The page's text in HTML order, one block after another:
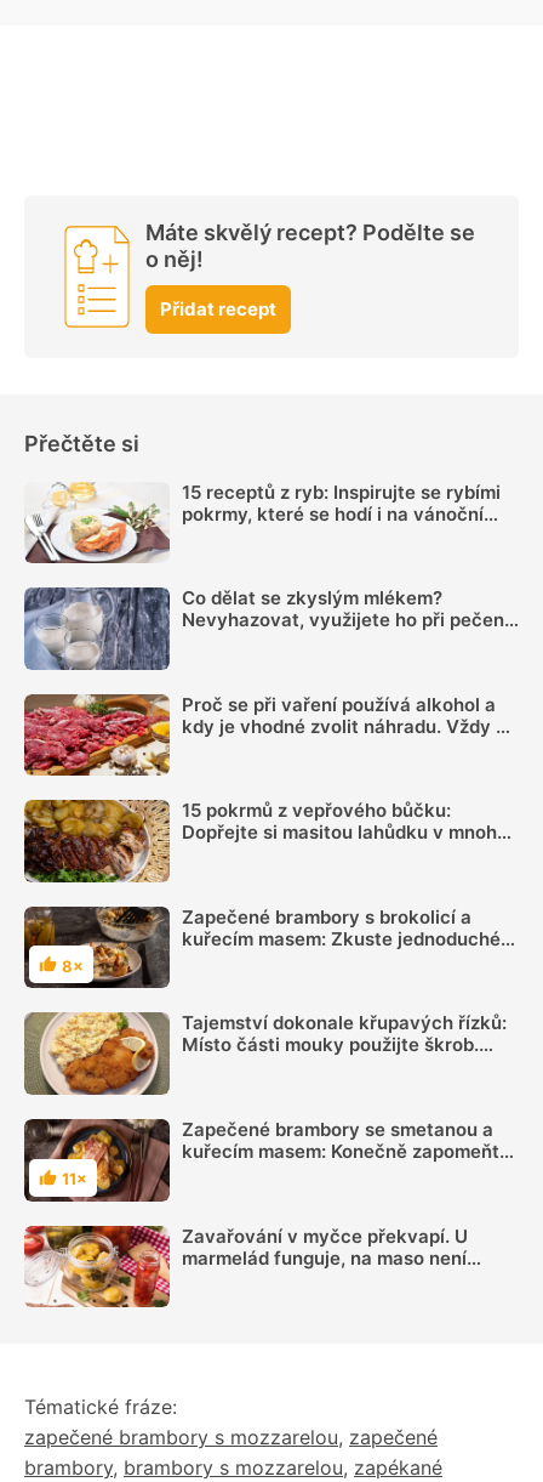
Máte skvělý recept? Podělte se
o něj!
Přidat recept
Přečtěte si
15 receptů z ryb: Inspirujte se rybími
pokrmy, které se hodí i na vánoční
Co dělat se zkyslým mlékem?
Nevyhazovat, využijete ho při pečení i
Proč se při vaření používá alkohol a
kdy je vhodné zvolit náhradu. Vždy se
15 pokrmů z vepřového bůčku:
Dopřejte si masitou lahůdku v mnoha
Hodnocení
8×
Zapečené brambory s brokolicí a
kuřecím masem: Zkuste jednoduché
Tajemství dokonale křupavých řízků:
Místo části mouky použijte škrob.
Hodnocení
11×
Zapečené brambory se smetanou a
kuřecím masem: Konečně zapomeňte
Zavařování v myčce překvapí. U
marmelád funguje, na maso není
Tématické fráze:
zapečené brambory s mozzarelou, zapečené
brambory, brambory s mozzarelou, zapékané